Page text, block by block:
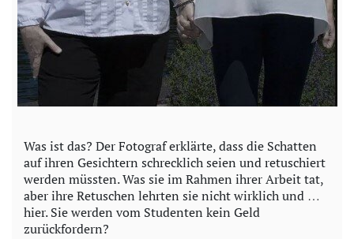
Was ist das? Der Fotograf erklärte, dass die Schatten
auf ihren Gesichtern schrecklich seien und retuschiert
werden müssten. Was sie im Rahmen ihrer Arbeit tat,
aber ihre Retuschen lehrten sie nicht wirklich und …
hier. Sie werden vom Studenten kein Geld
zurückfordern?